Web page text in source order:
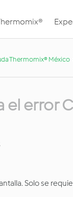
Thermomix® México
el error
Solo se